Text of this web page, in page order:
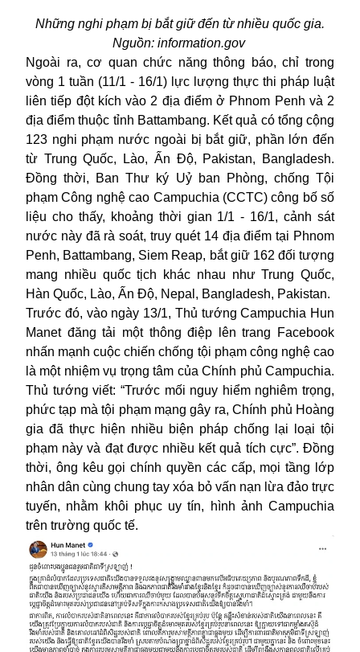
Những nghi phạm bị bắt giữ đến từ nhiều quốc gia.
Nguồn: information.gov
Ngoài ra, cơ quan chức năng thông báo, chỉ trong
vòng 1 tuần (11/1 - 16/1) lực lượng thực thi pháp luật
liên tiếp đột kích vào 2 địa điểm ở Phnom Penh và 2
địa điểm thuộc tỉnh Battambang. Kết quả có tổng cộng
123 nghi phạm nước ngoài bị bắt giữ, phần lớn đến
từ Trung Quốc, Lào, Ấn Độ, Pakistan, Bangladesh.
Đồng thời, Ban Thư ký Uỷ ban Phòng, chống Tội
phạm Công nghệ cao Campuchia (CCTC) công bố số
liệu cho thấy, khoảng thời gian 1/1 - 16/1, cảnh sát
nước này đã rà soát, truy quét 14 địa điểm tại Phnom
Penh, Battambang, Siem Reap, bắt giữ 162 đối tượng
mang nhiều quốc tịch khác nhau như Trung Quốc,
Hàn Quốc, Lào, Ấn Độ, Nepal, Bangladesh, Pakistan.
Trước đó, vào ngày 13/1, Thủ tướng Campuchia Hun
Manet đăng tải một thông điệp lên trang Facebook
nhấn mạnh cuộc chiến chống tội phạm công nghệ cao
là một nhiệm vụ trọng tâm của Chính phủ Campuchia.
Thủ tướng viết: “Trước mối nguy hiểm nghiêm trọng,
phức tạp mà tội phạm mạng gây ra, Chính phủ Hoàng
gia đã thực hiện nhiều biện pháp chống lại loại tội
phạm này và đạt được nhiều kết quả tích cực”. Đồng
thời, ông kêu gọi chính quyền các cấp, mọi tầng lớp
nhân dân cùng chung tay xóa bỏ vấn nạn lừa đảo trực
tuyến, nhằm khôi phục uy tín, hình ảnh Campuchia
trên trường quốc tế.